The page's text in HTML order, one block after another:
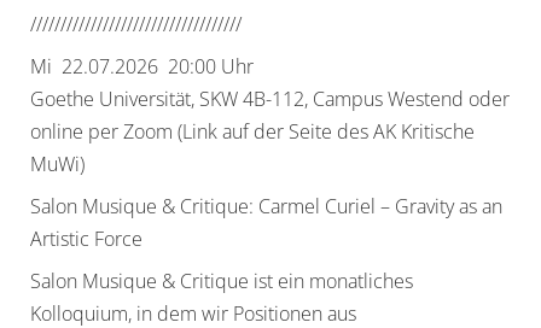
///////////////////////////////////
Mi 22.07.2026 20:00 Uhr
Goethe Universität, SKW 4B-112, Campus Westend oder
online per Zoom (Link auf der Seite des AK Kritische
MuWi)
Salon Musique & Critique: Carmel Curiel – Gravity as an
Artistic Force
Salon Musique & Critique ist ein monatliches
Kolloquium, in dem wir Positionen aus